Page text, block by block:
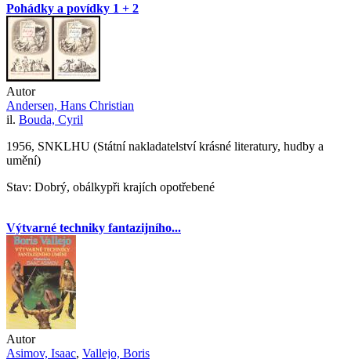
Pohádky a povídky 1 + 2
Autor
Andersen, Hans Christian
il. Bouda, Cyril
1956, SNKLHU (Státní nakladatelství krásné literatury, hudby a
umění)
Stav: Dobrý, obálkypři krajích opotřebené
Výtvarné techniky fantazijního...
Autor
Asimov, Isaac, Vallejo, Boris